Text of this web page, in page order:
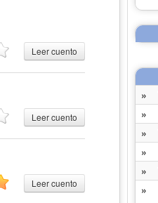
Leer cuento
Leer cuento
Leer cuento
»
»
»
»
»
»